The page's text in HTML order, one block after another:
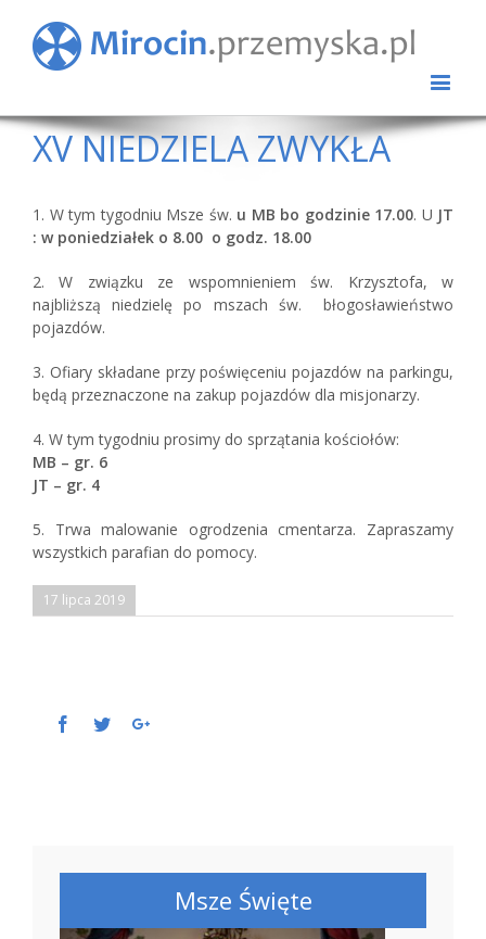
XV NIEDZIELA ZWYKŁA
1. W tym tygodniu Msze św. u MB bo godzinie 17.00. U JT
: w poniedziałek o 8.00 o godz. 18.00
2. W związku ze wspomnieniem św. Krzysztofa, w
najbliższą niedzielę po mszach św. błogosławieństwo
pojazdów.
3. Ofiary składane przy poświęceniu pojazdów na parkingu,
będą przeznaczone na zakup pojazdów dla misjonarzy.
4. W tym tygodniu prosimy do sprzątania kościołów:
MB – gr. 6
JT – gr. 4
5. Trwa malowanie ogrodzenia cmentarza. Zapraszamy
wszystkich parafian do pomocy.
17 lipca 2019
Facebook
TwitterGoogle+
Msze Święte